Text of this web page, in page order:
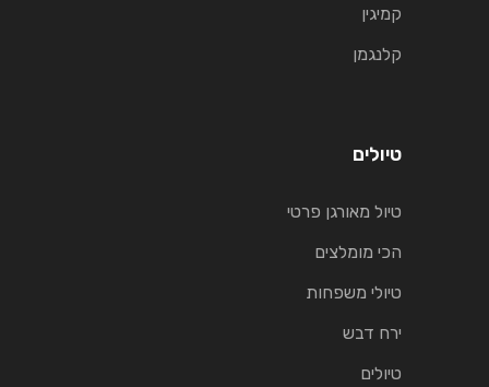
קמיגין
קלנגמן
טיולים
טיול מאורגן פרטי
הכי מומלצים
טיולי משפחות
ירח דבש
טיולים